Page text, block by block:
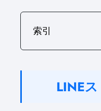
索引
LINE